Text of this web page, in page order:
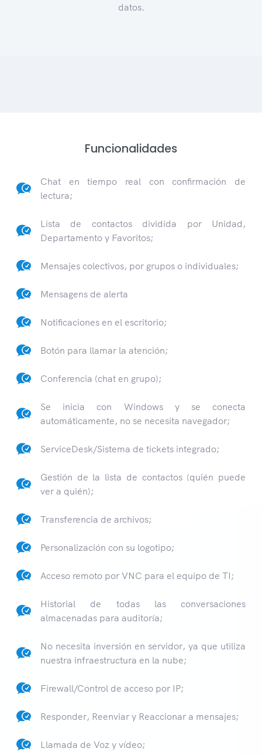
datos.
Funcionalidades
Chat en tiempo real con confirmación de
lectura;
Lista de contactos dividida por Unidad,
Departamento y Favoritos;
Mensajes colectivos, por grupos o individuales;
Mensagens de alerta
Notificaciones en el escritorio;
Botón para llamar la atención;
Conferencia (chat en grupo);
Se inicia con Windows y se conecta
automáticamente, no se necesita navegador;
ServiceDesk/Sistema de tickets integrado;
Gestión de la lista de contactos (quién puede
ver a quién);
Transferencia de archivos;
Personalización con su logotipo;
Acceso remoto por VNC para el equipo de TI;
Historial de todas las conversaciones
almacenadas para auditoría;
No necesita inversión en servidor, ya que utiliza
nuestra infraestructura en la nube;
Firewall/Control de acceso por IP;
Responder, Reenviar y Reaccionar a mensajes;
Llamada de Voz y vídeo;